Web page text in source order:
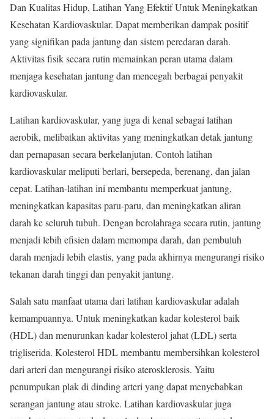
Dan Kualitas Hidup, Latihan Yang Efektif Untuk Meningkatkan
Kesehatan Kardiovaskular. Dapat memberikan dampak positif
yang signifikan pada jantung dan sistem peredaran darah.
Aktivitas fisik secara rutin memainkan peran utama dalam
menjaga kesehatan jantung dan mencegah berbagai penyakit
kardiovaskular.
Latihan kardiovaskular, yang juga di kenal sebagai latihan
aerobik, melibatkan aktivitas yang meningkatkan detak jantung
dan pernapasan secara berkelanjutan. Contoh latihan
kardiovaskular meliputi berlari, bersepeda, berenang, dan jalan
cepat. Latihan-latihan ini membantu memperkuat jantung,
meningkatkan kapasitas paru-paru, dan meningkatkan aliran
darah ke seluruh tubuh. Dengan berolahraga secara rutin, jantung
menjadi lebih efisien dalam memompa darah, dan pembuluh
darah menjadi lebih elastis, yang pada akhirnya mengurangi risiko
tekanan darah tinggi dan penyakit jantung.
Salah satu manfaat utama dari latihan kardiovaskular adalah
kemampuannya. Untuk meningkatkan kadar kolesterol baik
(HDL) dan menurunkan kadar kolesterol jahat (LDL) serta
trigliserida. Kolesterol HDL membantu membersihkan kolesterol
dari arteri dan mengurangi risiko aterosklerosis. Yaitu
penumpukan plak di dinding arteri yang dapat menyebabkan
serangan jantung atau stroke. Latihan kardiovaskular juga